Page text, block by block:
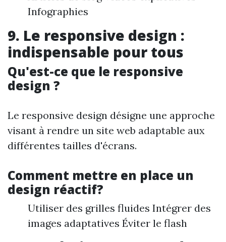
Infographies
9. Le responsive design :
indispensable pour tous
Qu'est-ce que le responsive
design ?
Le responsive design désigne une approche
visant à rendre un site web adaptable aux
différentes tailles d'écrans.
Comment mettre en place un
design réactif?
Utiliser des grilles fluides Intégrer des
images adaptatives Éviter le flash